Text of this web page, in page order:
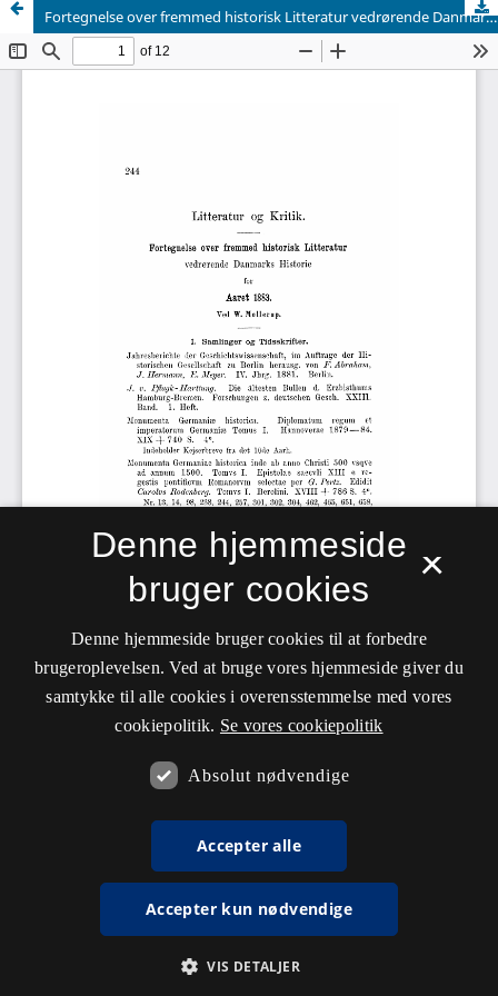
Fortegnelse over fremmed historisk Litteratur vedrørende Danmarks Historie for Aaret 1883.
×
Denne hjemmeside
bruger cookies
Denne hjemmeside bruger cookies til at forbedre
brugeroplevelsen. Ved at bruge vores hjemmeside giver du
samtykke til alle cookies i overensstemmelse med vores
cookiepolitik. Se vores cookiepolitik
Absolut nødvendige
Accepter alle
Accepter kun nødvendige
VIS DETALJER